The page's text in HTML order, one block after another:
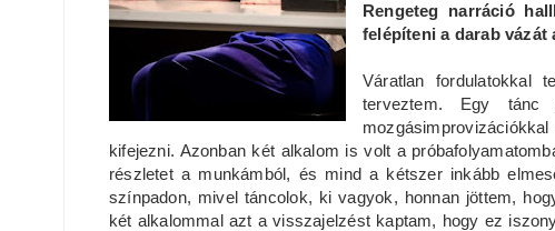
Rengeteg narráció
felépíteni a darab vázát
Váratlan fordulatokkal
terveztem. Egy tánc
kifejezni. Azonban két alkalom is volt a
részletet a munkámból, és mind a kétszer inkább
színpadon, mivel táncolok, ki vagyok, honnan jöttem,
két alkalommal azt a visszajelzést kaptam, hogy ez